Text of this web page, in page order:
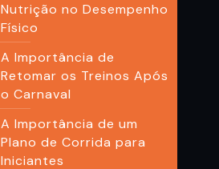
Nutrição no Desempenho
Físico
A Importância de
Retomar os Treinos Após
o Carnaval
A Importância de um
Plano de Corrida para
Iniciantes